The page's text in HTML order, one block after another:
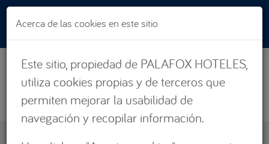
Pasar al contenido principal
Acerca de las cookies en este sitio
Este sitio, propiedad de PALAFOX HOTELES,
utiliza cookies propias y de terceros que
permiten mejorar la usabilidad de
navegación y recopilar información.